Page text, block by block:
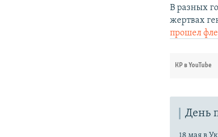
В разных
жертвах
прошел
КР в YouTube
День
18 мая в